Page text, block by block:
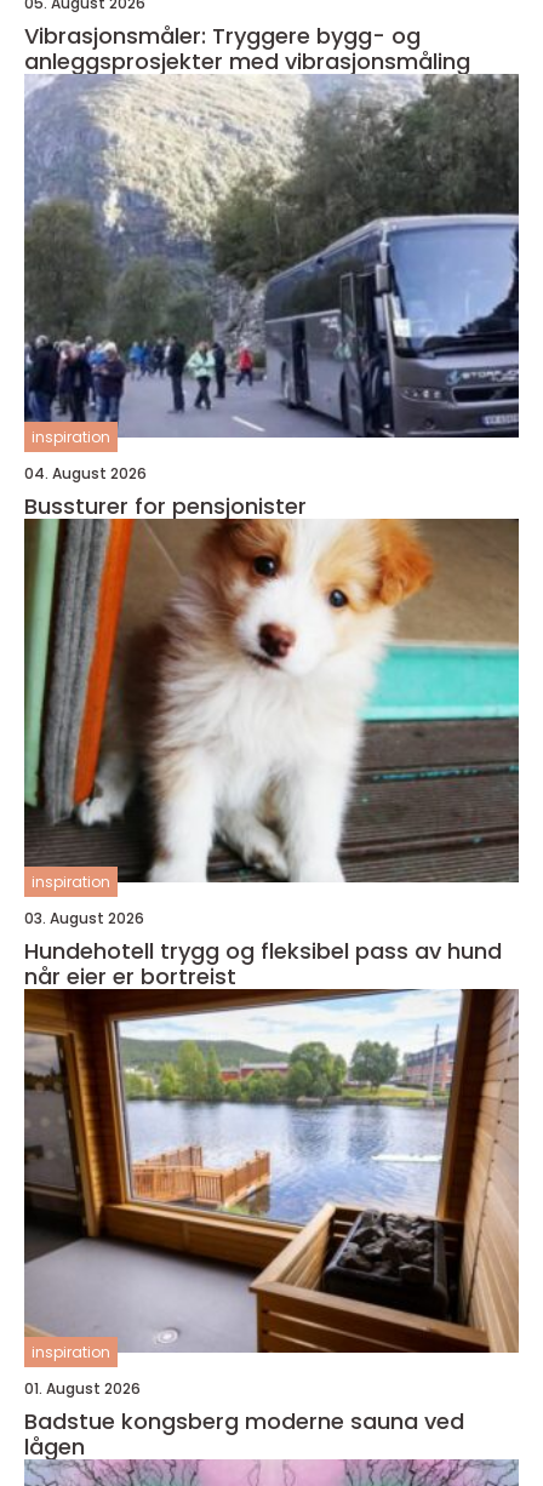
Vibrasjonsmåler: Tryggere bygg- og
anleggsprosjekter med vibrasjonsmåling
inspiration
04. August 2026
Bussturer for pensjonister
inspiration
03. August 2026
Hundehotell trygg og fleksibel pass av hund
når eier er bortreist
inspiration
01. August 2026
Badstue kongsberg moderne sauna ved
lågen